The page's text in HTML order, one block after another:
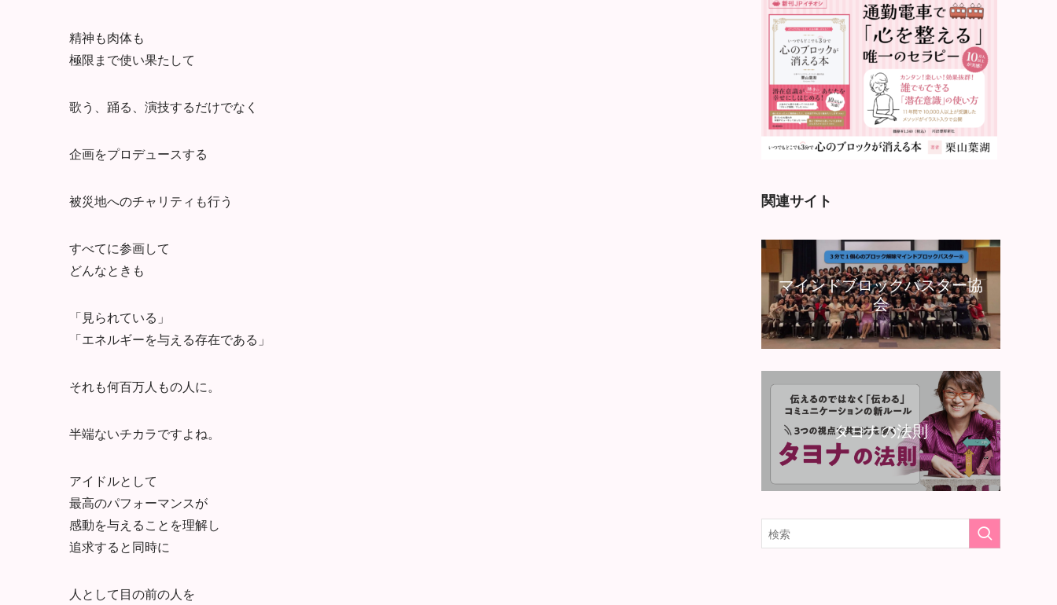
精神も肉体も
極限まで使い果たして
歌う、踊る、演技するだけでなく
企画をプロデュースする
被災地へのチャリティも行う
すべてに参画して
どんなときも
「見られている」
「エネルギーを与える存在である」
それも何百万人もの人に。
半端ないチカラですよね。
アイドルとして
最高のパフォーマンスが
感動を与えることを理解し
追求すると同時に
人として目の前の人を
関連サイト
マインドブロックバスター協
会
タヨナの法則